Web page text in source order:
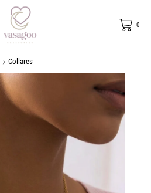
0
Collares